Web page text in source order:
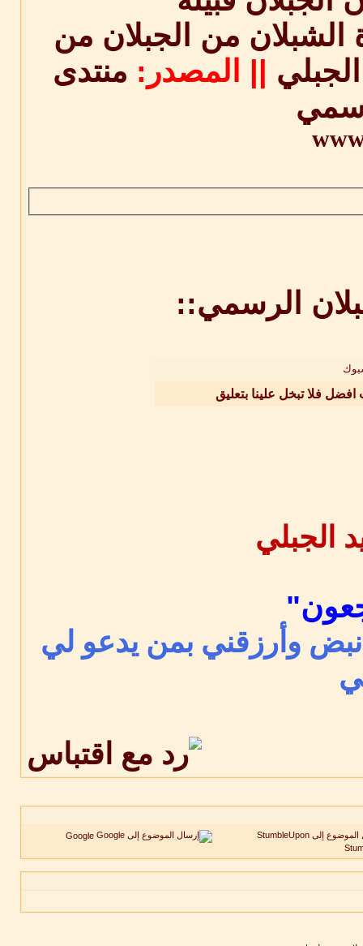
من الجبلان من
المصدر: منتدى
الرسمي::
افضل فلا تبخل علينا بتعليق
وأرزقني بمن يدعو لي
Google